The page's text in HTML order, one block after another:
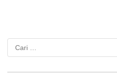
Cari
untuk: